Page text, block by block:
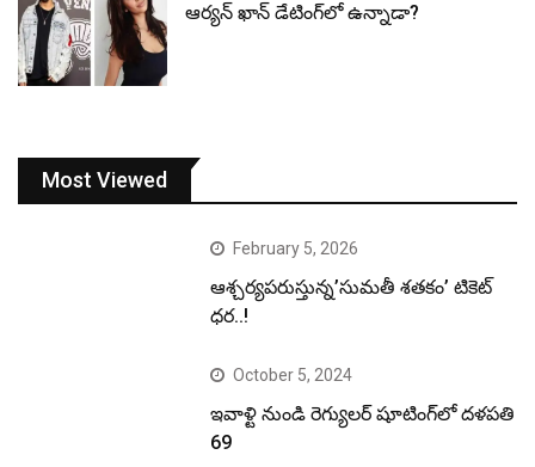
ఆర్యన్ ఖాన్ డేటింగ్‌లో ఉన్నాడా?
Most Viewed
February 5, 2026
ఆశ్చర్యపరుస్తున్న’సుమతీ శతకం’ టికెట్
ధర..!
October 5, 2024
ఇవాళ్టి నుండి రెగ్యులర్ షూటింగ్‌లో దళపతి
69